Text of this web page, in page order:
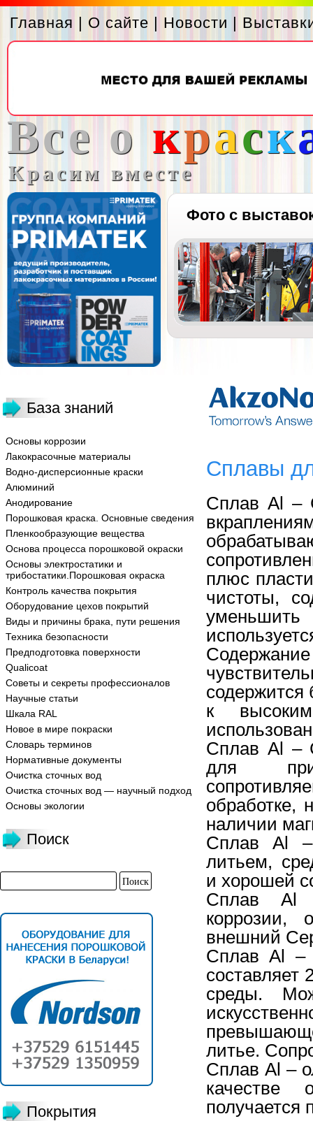
Главная | О сайте | Новости |
Все о краск
Красим вместе
Фото с
База знаний
Основы коррозии
Лакокрасочные материалы
Водно-дисперсионные краски
Алюминий
Анодирование
Порошковая краска. Основные сведения
Пленкообразующие вещества
Основа процесса порошковой окраски
Основы электростатики и
трибостатики.Порошковая окраска
Контроль качества покрытия
Оборудование цехов покрытий
Виды и причины брака, пути решения
Техника безопасности
Предподготовка поверхности
Qualicoat
Советы и секреты профессионалов
Научные статьи
Шкала RAL
Новое в мире покраски
Словарь терминов
Нормативные документы
Очистка сточных вод
Очистка сточных вод — научный подход
Основы экологии
Поиск
Покрытия
Сплавы
Сплав Al –
плюс
чистоты,
уменьшить
содержится
к
Сплав Al –
для
обработке,
наличии
Сплав Al –
литьем,
и хорошей
Сплав Al
коррозии,
внешний
Сплав Al –
составляет
среды.
литье.
Сплав Al –
качестве
получается